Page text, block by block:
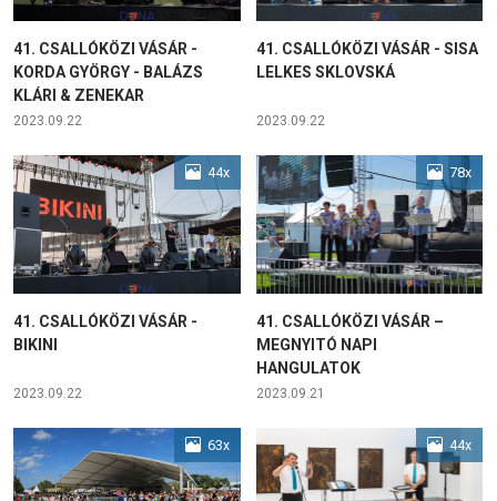
41. CSALLÓKÖZI VÁSÁR -
KORDA GYÖRGY - BALÁZS
KLÁRI & ZENEKAR
2023.09.22
41. CSALLÓKÖZI VÁSÁR - SISA
LELKES SKLOVSKÁ
2023.09.22
44x
41. CSALLÓKÖZI VÁSÁR -
BIKINI
2023.09.22
78x
41. CSALLÓKÖZI VÁSÁR –
MEGNYITÓ NAPI
HANGULATOK
2023.09.21
63x 44x